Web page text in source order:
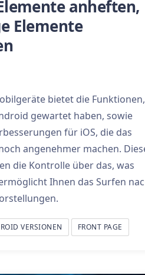
anheften,
Elemente
bietet die Funktionen,
gewartet haben, sowie
für iOS, die das
angenehmer machen.
die Kontrolle über das, was
Ihnen das Surfen
VERSIONEN FRONT PAGE